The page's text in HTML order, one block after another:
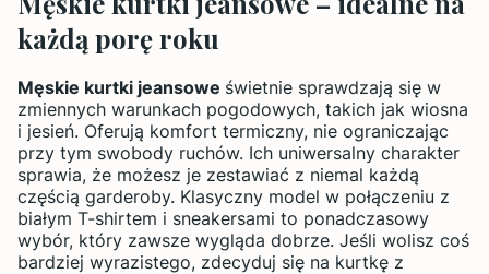
każdą porę roku
Męskie kurtki jeansowe świetnie sprawdzają się w
zmiennych warunkach pogodowych, takich jak wiosna
i jesień. Oferują komfort termiczny, nie ograniczając
przy tym swobody ruchów. Ich uniwersalny charakter
sprawia, że możesz je zestawiać z niemal każdą
częścią garderoby. Klasyczny model w połączeniu z
białym T-shirtem i sneakersami to ponadczasowy
wybór, który zawsze wygląda dobrze. Jeśli wolisz coś
bardziej wyrazistego, zdecyduj się na kurtkę z